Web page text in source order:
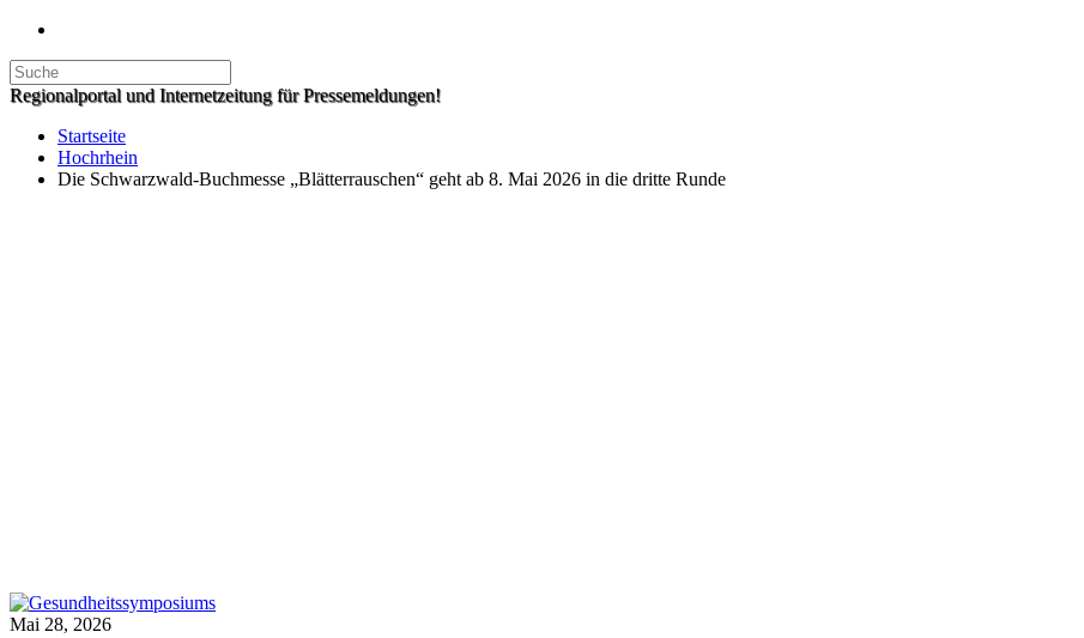
Regionalportal und Internetzeitung für Pressemeldungen!
Startseite
Hochrhein
Die Schwarzwald-Buchmesse „Blätterrauschen“ geht ab 8. Mai 2026 in die dritte Runde
Mai 28, 2026